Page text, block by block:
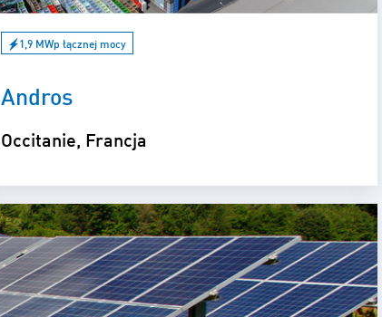
1,9 MWp łącznej mocy
Andros
Occitanie, Francja